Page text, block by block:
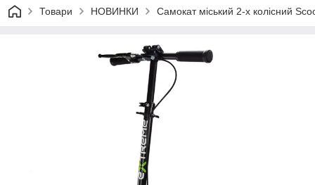
Товари НОВИНКИ Самокат міський 2-х колісний